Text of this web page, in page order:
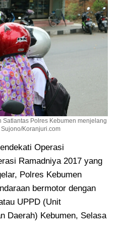
Polres Kebumen menjelang
Koranjuri.com
Operasi
Ramadniya 2017 yang
Polres Kebumen
bermotor dengan
UPPD (Unit
Daerah) Kebumen, Selasa